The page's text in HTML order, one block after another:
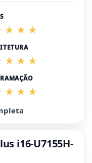
i16-U7155H-